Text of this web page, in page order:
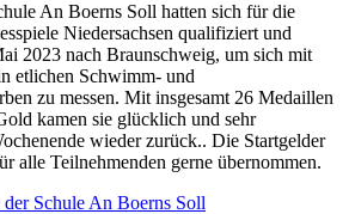
An Boerns Soll hatten sich für die
Niedersachsen qualifiziert und
2023 nach Braunschweig, um sich mit
etlichen Schwimm- und
zu messen. Mit insgesamt 26 Medaillen
kamen sie glücklich und sehr
wieder zurück.. Die Startgelder
alle Teilnehmenden gerne übernommen.
Schule An Boerns Soll